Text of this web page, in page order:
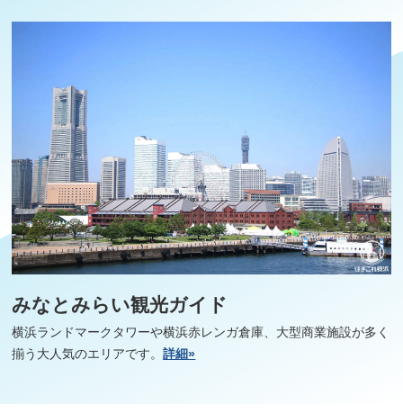
みなとみらい観光ガイド
横浜ランドマークタワーや横浜赤レンガ倉庫、大型商業施設が多く
揃う大人気のエリアです。詳細»